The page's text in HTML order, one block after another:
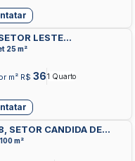
LESTE
GOIANIA
25 m²
m² R$ 361 Quarto
SETOR CANDIDA DE
m²